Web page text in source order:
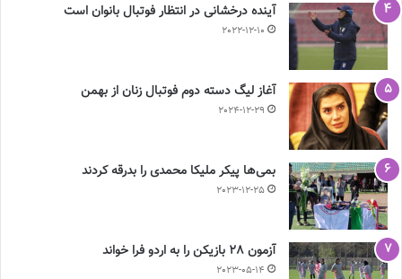
آینده درخشانی در انتظار فوتبال بانوان است
2022-12-10
آغاز لیگ دسته دوم فوتبال زنان از بهمن
2024-12-29
بمی‌ها پیکر ملیکا محمدی را بدرقه کردند
2023-12-25
آزمون 28 بازیکن را به اردو فرا خواند
2023-05-14